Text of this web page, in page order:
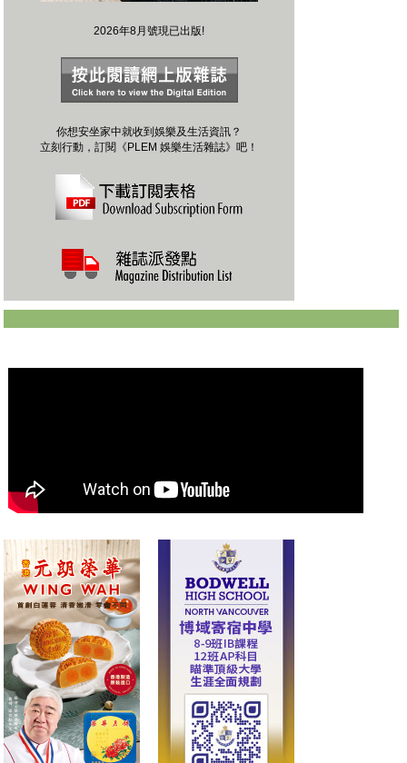
2026年8月號現已出版!
你想安坐家中就收到娛樂及生活資訊？
立刻行動，訂閱《PLEM 娛樂生活雜誌》吧！